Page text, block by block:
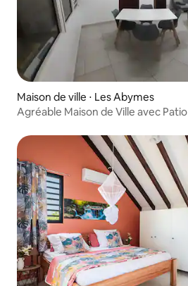
Maison de ville ⋅ Les Abymes
Agréable Maison de Ville avec Patio